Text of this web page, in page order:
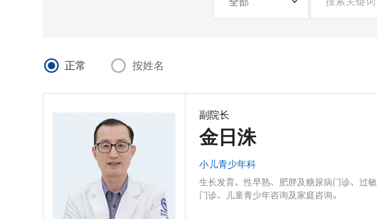
正常 按姓名
副院长
金日洙
小儿青少年科
生长发育、性早熟、肥胖及糖尿病门诊、过敏
门诊、儿童青少年咨询及家庭咨询。